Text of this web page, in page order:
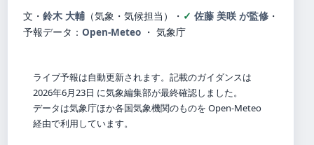
文・ 鈴木 大輔 （気象・気候担当） ・ 佐藤 美咲 が監修 ・
予報データ： Open-Meteo ・ 気象庁
ライブ予報は自動更新されます。記載のガイダンスは
2026年6月23日 に気象編集部が最終確認しました。
データは気象庁ほか各国気象機関のものを Open-Meteo
経由で利用しています。